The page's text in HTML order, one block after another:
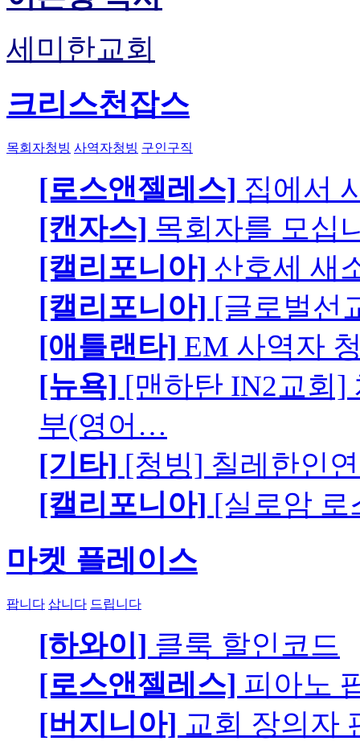
세미한교회
크리스천잡스
목회자청빙 사역자청빙 구인구직
[로스앤젤레스] 집에서
[캔자스] 목회자를 모십
[캘리포니아] 산호세 새
[캘리포니아] [글로벌선
[애틀랜타] EM 사역자
[뉴욕] [맨하탄 IN2교회]
부(영어…
[기타] [청빙] 칠레한인
[캘리포니아] [실로암 로
마켓 플레이스
팝니다 삽니다 드립니다
[하와이] 클룩 할인코드
[로스앤젤레스] 피아노
[버지니아] 교회 장의자